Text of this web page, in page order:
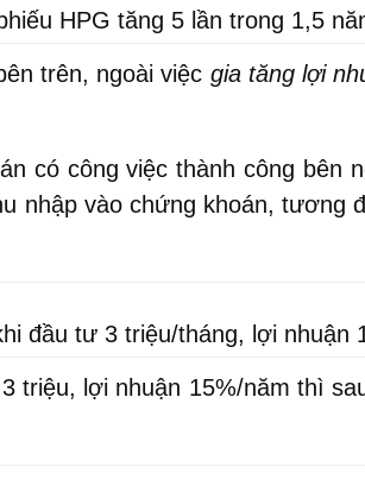
HPG tăng 5 lần trong 1,5
trên, ngoài việc gia tăng lợi
có công việc thành công bên
nhập vào chứng khoán, tương
đầu tư 3 triệu/tháng, lợi nhuận
triệu, lợi nhuận 15%/năm thì